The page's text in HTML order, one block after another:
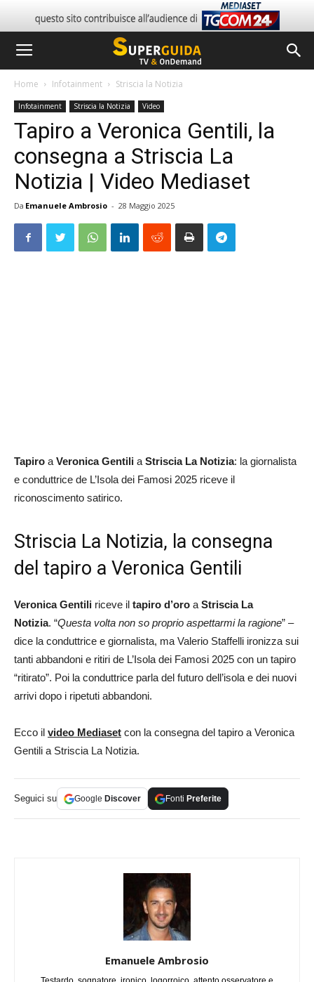
Home Infotainment Striscia la Notizia
Infotainment Striscia la Notizia Video
Tapiro a Veronica Gentili, la
consegna a Striscia La
Notizia | Video Mediaset
Da Emanuele Ambrosio - 28 Maggio 2025
Tapiro aVeronica Gentili aStriscia La Notizia: la giornalista
e conduttrice de L’Isola dei Famosi 2025 riceve il
riconoscimento satirico.
Striscia La Notizia, la consegna
del tapiro a Veronica Gentili
Veronica Gentili riceve il tapiro d’oro aStriscia La
Notizia. “Questa volta non so proprio aspettarmi la ragione” –
dice la conduttrice e giornalista, ma Valerio Staffelli ironizza sui
tanti abbandoni e ritiri de L’Isola dei Famosi 2025 con un tapiro
“ritirato”. Poi la conduttrice parla del futuro dell’isola e dei nuovi
arrivi dopo i ripetuti abbandoni.
Ecco il video Mediaset con la consegna del tapiro a Veronica
Gentili a Striscia La Notizia.
Seguici su Google Discover Fonti Preferite
Emanuele Ambrosio